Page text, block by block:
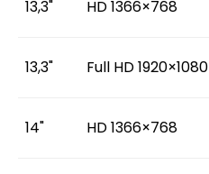
13,3" HD 1366×768
13,3" Full HD 1920×1080
14" HD 1366×768